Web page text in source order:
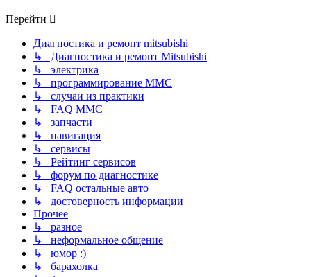
Перейти
Диагностика и ремонт mitsubishi
↳ Диагностика и ремонт Mitsubishi
↳ электрика
↳ программирование MMC
↳ случаи из практики
↳ FAQ MMC
↳ запчасти
↳ навигация
↳ сервисы
↳ Рейтинг сервисов
↳ форум по диагностике
↳ FAQ остальные авто
↳ достоверность информации
Прочее
↳ разное
↳ неформальное общение
↳ юмор :)
↳ барахолка